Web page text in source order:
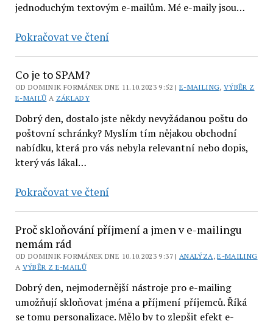
nedělal
jednoduchým textovým e-mailům. Mé e-maily jsou…
Pokračovat ve čteníJak
mail
Co je to SPAM?
OD DOMINIK FORMÁNEK DNE 11.10.2023 9:52 |E-MAILING, VÝBĚR Z
E-MAILŮ A ZÁKLADY
Dobrý den, dostalo jste někdy nevyžádanou poštu do
poštovní schránky? Myslím tím nějakou obchodní
nabídku, která pro vás nebyla relevantní nebo dopis,
který vás lákal…
Pokračovat ve čteníCo
to
SPAM?
Proč skloňování příjmení a jmen v e-mailingu
nemám rád
OD DOMINIK FORMÁNEK DNE 10.10.2023 9:37 |ANALÝZA,E-MAILING
A VÝBĚR Z E-MAILŮ
Dobrý den, nejmodernější nástroje pro e-mailing
umožňují skloňovat jména a příjmení příjemců. Říká
se tomu personalizace. Mělo by to zlepšit efekt e-